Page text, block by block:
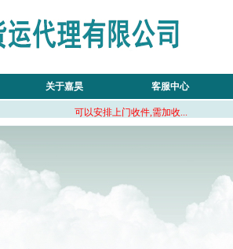
关于嘉昊 客服中心
可以安排上门收件,需加收...